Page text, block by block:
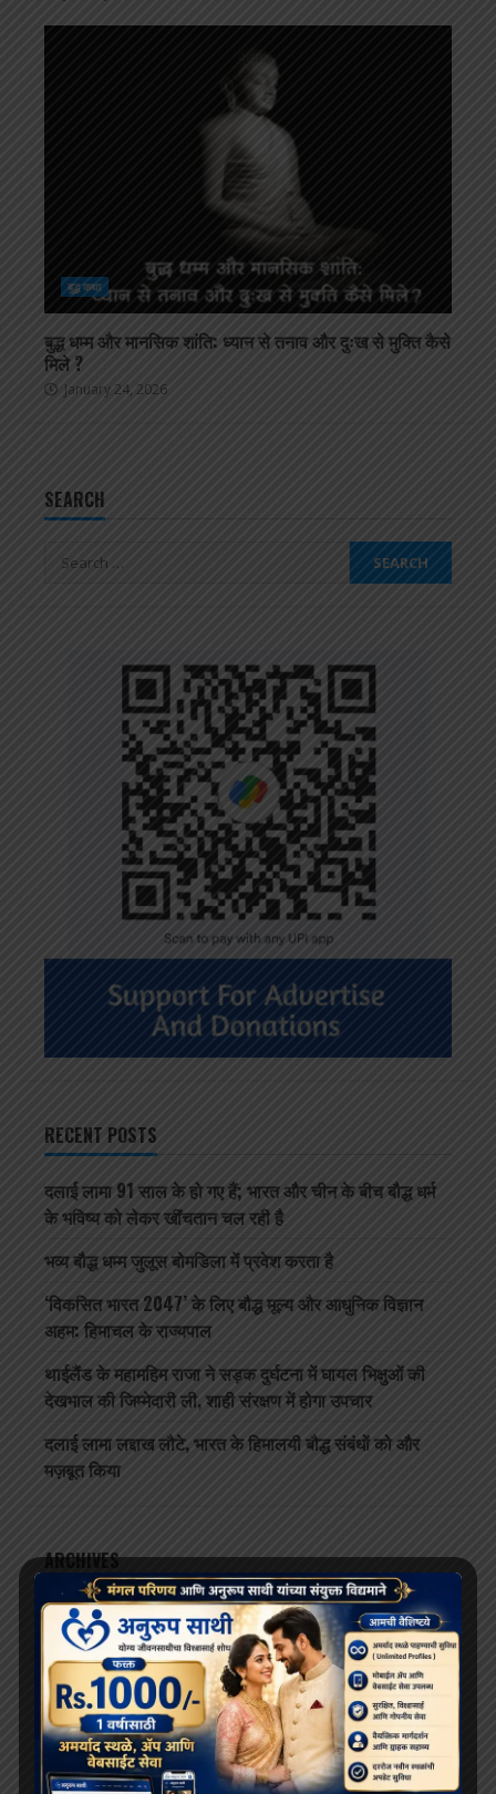
बुद्ध कथा
बुद्ध धम्म और मानसिक शांति: ध्यान से तनाव और दुःख से मुक्ति कैसे
मिले ?
January 24, 2026
SEARCH
Search
RECENT POSTS
दलाई लामा 91 साल के हो गए हैं; भारत और चीन के बीच बौद्ध धर्म
के भविष्य को लेकर खींचतान चल रही है
भव्य बौद्ध धम्म जुलूस बोमडिला में प्रवेश करता है
‘विकसित भारत 2047’ के लिए बौद्ध मूल्य और आधुनिक विज्ञान
अहम: हिमाचल के राज्यपाल
थाईलैंड के महामहिम राजा ने सड़क दुर्घटना में घायल भिक्षुओं की
देखभाल की जिम्मेदारी ली, शाही संरक्षण में होगा उपचार
दलाई लामा लद्दाख लौटे, भारत के हिमालयी बौद्ध संबंधों को और
मज़बूत किया
ARCHIVES
July 2026
June 2026
May 2026
April 2026
February 2026